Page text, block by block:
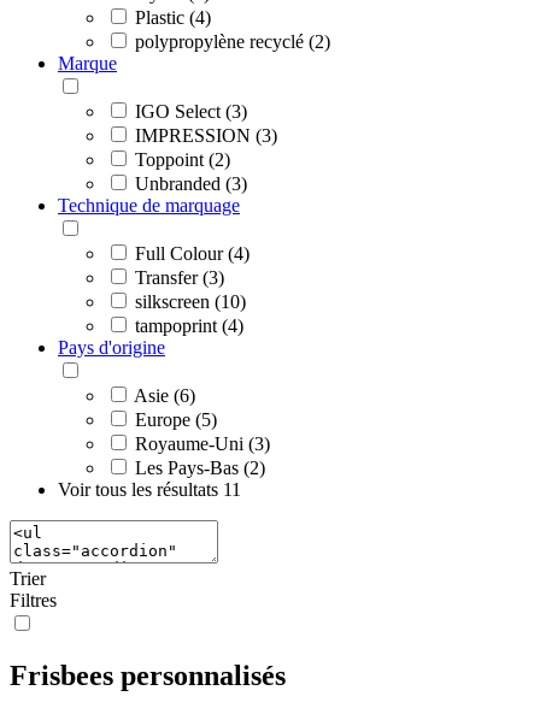
Plastic (4)
polypropylène recyclé (2)
Marque
IGO Select (3)
IMPRESSION (3)
Toppoint (2)
Unbranded (3)
Technique de marquage
Full Colour (4)
Transfer (3)
silkscreen (10)
tampoprint (4)
Pays d'origine
Asie (6)
Europe (5)
Royaume-Uni (3)
Les Pays-Bas (2)
Voir tous les résultats 11
Trier
Filtres
Frisbees personnalisés